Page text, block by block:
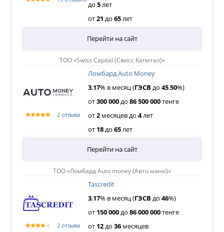
до 5лет
от21 до 65лет
ТОО «Swiss Capital (Свисс Капитал)»
Перейти на сайт
2 отзыва
Ломбард Auto Money
3,17% в месяц (ГЭСВ до 45.50%)
от300000до 86500000тенге
от2месяцевдо 4лет
от 18до 65лет
ТОО «Ломбард Auto money (Авто мани)»
Перейти на сайт
2 отзыва
Tascredit
3,17% в месяц (ГЭСВ до 46%)
от 150000до 86000000тенге
от 12до 36месяцев